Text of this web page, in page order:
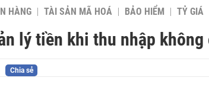
HÀNG TÀI SẢN MÃ HOÁ BẢO HIỂM TỶ GIÁ
lý tiền khi thu nhập
Chia sẻ